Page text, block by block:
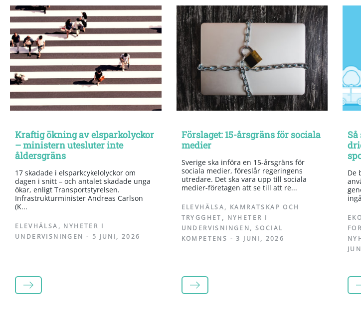
18
Barns rätt i familj, skola och
samhälle
19
Ideal, normer och manlighet
20
Idrott och självkänsla
Kraftig ökning av elsparkolyckor
– ministern utesluter inte
åldersgräns
17 skadade i elsparkcykelolyckor om
dagen i snitt – och antalet skadade unga
ökar, enligt Transportstyrelsen.
Infrastrukturminister Andreas Carlson
(K...
ELEVHÄLSA , NYHETER I
UNDERVISNINGEN - 5 JUNI, 2026
LÄS MER
Förslaget: 15-årsgräns för sociala
medier
Sverige ska införa en 15-årsgräns för
sociala medier, föreslår regeringens
utredare. Det ska vara upp till sociala
medier-företagen att se till att re...
ELEVHÄLSA, KAMRATSKAP OCH
TRYGGHET , NYHETER I
UNDERVISNINGEN, SOCIAL
KOMPETENS -3 JUNI, 2026
LÄS MER
De